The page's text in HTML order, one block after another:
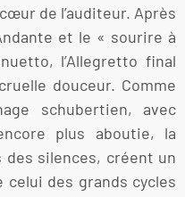
de l’auditeur. Après
et le « sourire à
l’Allegretto final
douceur. Comme
schubertien, avec
plus aboutie, la
silences, créent un
des grands cycles